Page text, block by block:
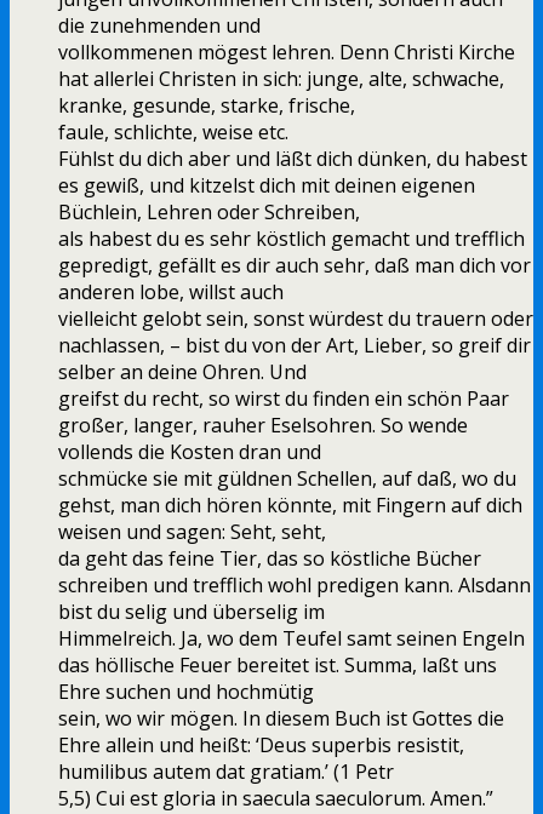
die zunehmenden und
vollkommenen mögest lehren. Denn Christi Kirche
hat allerlei Christen in sich: junge, alte, schwache,
kranke, gesunde, starke, frische,
faule, schlichte, weise etc.
Fühlst du dich aber und läßt dich dünken, du habest
es gewiß, und kitzelst dich mit deinen eigenen
Büchlein, Lehren oder Schreiben,
als habest du es sehr köstlich gemacht und trefflich
gepredigt, gefällt es dir auch sehr, daß man dich vor
anderen lobe, willst auch
vielleicht gelobt sein, sonst würdest du trauern oder
nachlassen, – bist du von der Art, Lieber, so greif dir
selber an deine Ohren. Und
greifst du recht, so wirst du finden ein schön Paar
großer, langer, rauher Eselsohren. So wende
vollends die Kosten dran und
schmücke sie mit güldnen Schellen, auf daß, wo du
gehst, man dich hören könnte, mit Fingern auf dich
weisen und sagen: Seht, seht,
da geht das feine Tier, das so köstliche Bücher
schreiben und trefflich wohl predigen kann. Alsdann
bist du selig und überselig im
Himmelreich. Ja, wo dem Teufel samt seinen Engeln
das höllische Feuer bereitet ist. Summa, laßt uns
Ehre suchen und hochmütig
sein, wo wir mögen. In diesem Buch ist Gottes die
Ehre allein und heißt: ‘Deus superbis resistit,
humilibus autem dat gratiam.’ (1 Petr
5,5) Cui est gloria in saecula saeculorum. Amen.”